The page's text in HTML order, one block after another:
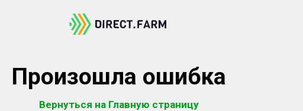
Произошла ошибка
Вернуться на Главную страницу